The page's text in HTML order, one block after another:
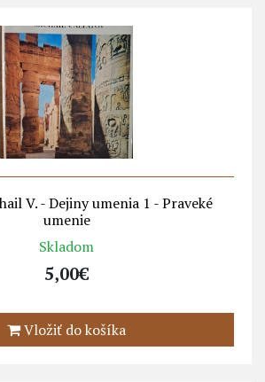
V. - Dejiny umenia 1 - Praveké
umenie
Skladom
5,00€
Vložiť do košíka